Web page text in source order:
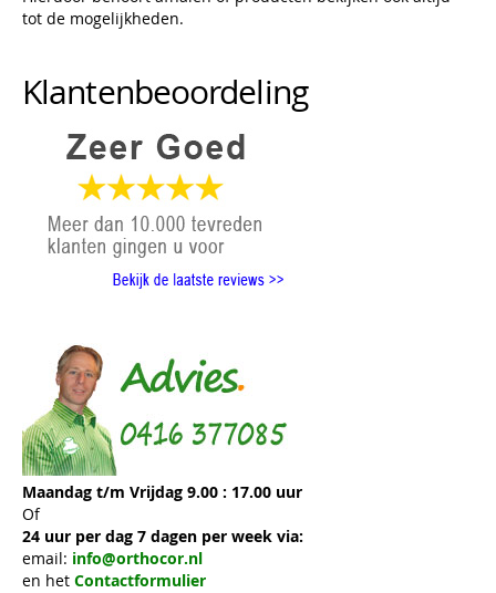
tot de mogelijkheden.
Klantenbeoordeling
Maandag t/m Vrijdag 9.00 : 17.00 uur
Of
24 uur per dag 7 dagen per week via:
email: info@orthocor.nl
en het Contactformulier